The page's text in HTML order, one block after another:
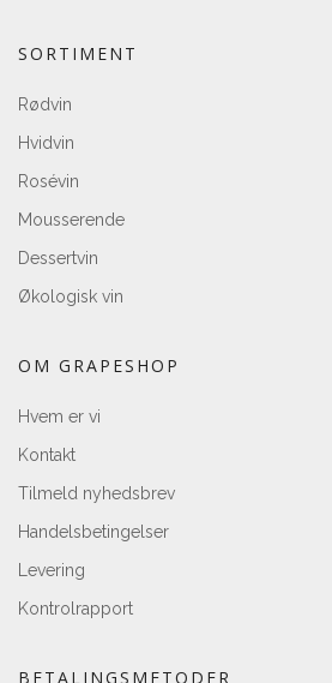
SORTIMENT
Rødvin
Hvidvin
Rosévin
Mousserende
Dessertvin
Økologisk vin
OM GRAPESHOP
Hvem er vi
Kontakt
Tilmeld nyhedsbrev
Handelsbetingelser
Levering
Kontrolrapport
BETALINGSMETODER